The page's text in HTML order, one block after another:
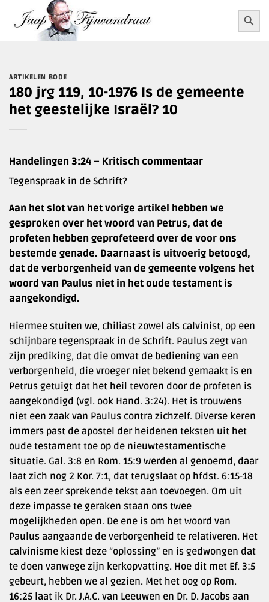
naar
Zoek
naar:
ARTIKELEN BODE
180 jrg 119, 10-1976 Is de gemeente
het geestelijke Israël? 10
Handelingen 3:24 – Kritisch commentaar
Tegenspraak in de Schrift?
Aan het slot van het vorige artikel hebben we
gesproken over het woord van Petrus, dat de
profeten hebben geprofeteerd over de voor ons
bestemde genade. Daarnaast is uitvoerig betoogd,
dat de verborgenheid van de gemeente volgens het
woord van Paulus niet in het oude testament is
aangekondigd.
Hiermee stuiten we, chiliast zowel als calvinist, op een
schijnbare tegenspraak in de Schrift. Paulus zegt van
zijn prediking, dat die omvat de bediening van een
verborgenheid, die vroeger niet bekend gemaakt is en
Petrus getuigt dat het heil tevoren door de profeten is
aangekondigd (vgl. ook Hand. 3:24). Het is trouwens
niet een zaak van Paulus contra zichzelf. Diverse keren
immers past de apostel der heidenen teksten uit het
oude testament toe op de nieuwtestamentische
situatie. Gal. 3:8 en Rom. 15:9 werden al genoemd, daar
laat zich nog 2 Kor. 7:1, dat terugslaat op hfdst. 6:15-18
als een zeer sprekende tekst aan toevoegen. Om uit
deze impasse te geraken staan ons twee
mogelijkheden open. De ene is om het woord van
Paulus aangaande de verborgenheid te relativeren. Het
calvinisme kiest deze “oplossing” en is gedwongen dat
te doen vanwege zijn kerkopvatting. Hoe dit met Ef. 3:5
gebeurt, hebben we al gezien. Met het oog op Rom.
16:25 laat ik Dr. J.A.C. van Leeuwen en Dr. D. Jacobs aan